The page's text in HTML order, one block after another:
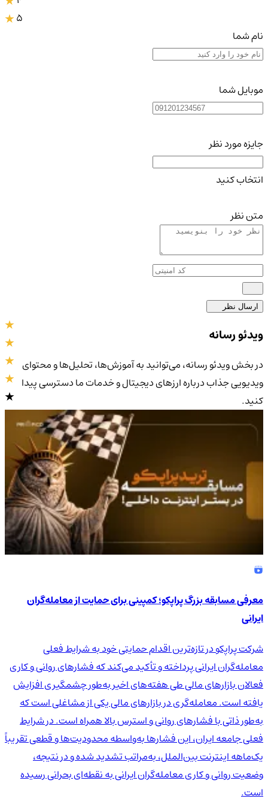
5
نام شما
موبایل شما
جایزه مورد نظر
انتخاب کنید
متن نظر
ارسال نظر
4.9/5
ویدئو رسانه
در بخش ویدئو رسانه، می‌توانید به آموزش‌ها، تحلیل‌ها و محتوای
ویدیویی جذاب درباره ارزهای دیجیتال و خدمات ما دسترسی پیدا
کنید.
معرفی مسابقه بزرگ پراپکو؛ کمپینی برای حمایت از معامله‌گران
ایرانی
شرکت پراپکو در تازه‌ترین اقدام حمایتی خود به شرایط فعلی
معامله‌گران ایرانی پرداخته و تأکید می‌کند که فشارهای روانی و کاری
فعالان بازارهای مالی طی هفته‌های اخیر به‌طور چشمگیری افزایش
یافته است. معامله‌گری در بازارهای مالی یکی از مشاغلی است که
به‌طور ذاتی با فشارهای روانی و استرس بالا همراه است. در شرایط
فعلی جامعه ایران، این فشارها به‌واسطه محدودیت‌ها و قطعی تقریباً
یک‌ماهه اینترنت بین‌الملل، به‌مراتب تشدید شده و در نتیجه،
وضعیت روانی و کاری معامله‌گران ایرانی به نقطه‌ای بحرانی رسیده
است.